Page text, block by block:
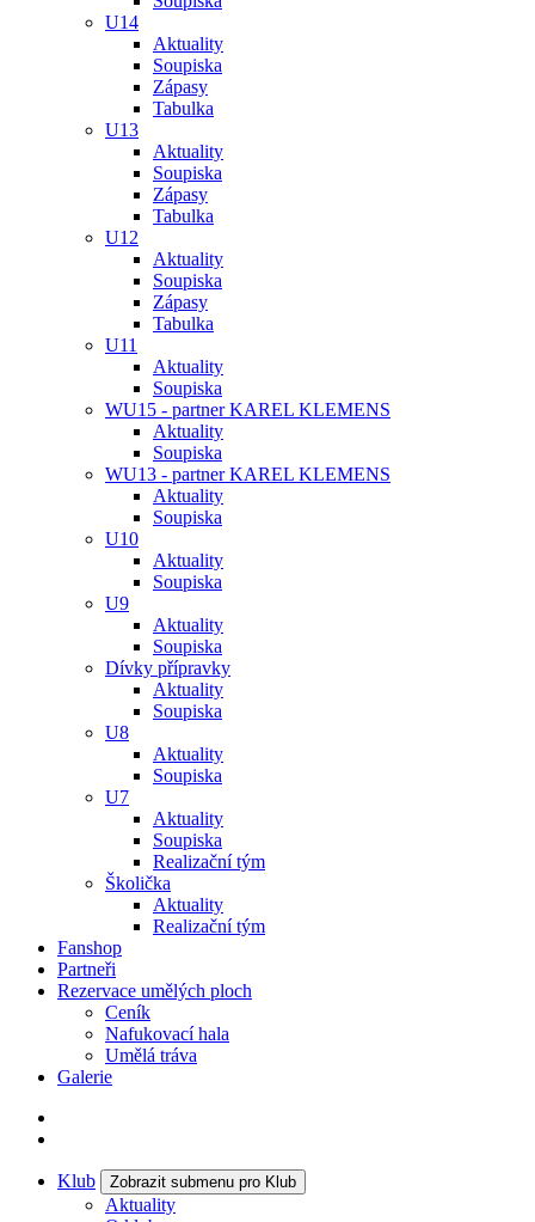
U14
Aktuality
Soupiska
Zápasy
Tabulka
U13
Aktuality
Soupiska
Zápasy
Tabulka
U12
Aktuality
Soupiska
Zápasy
Tabulka
U11
Aktuality
Soupiska
WU15 - partner KAREL KLEMENS
Aktuality
Soupiska
WU13 - partner KAREL KLEMENS
Aktuality
Soupiska
U10
Aktuality
Soupiska
U9
Aktuality
Soupiska
Dívky přípravky
Aktuality
Soupiska
U8
Aktuality
Soupiska
U7
Aktuality
Soupiska
Realizační tým
Školička
Aktuality
Realizační tým
Fanshop
Partneři
Rezervace umělých ploch
Ceník
Nafukovací hala
Umělá tráva
Galerie
Klub Zobrazit submenu pro Klub
Aktuality